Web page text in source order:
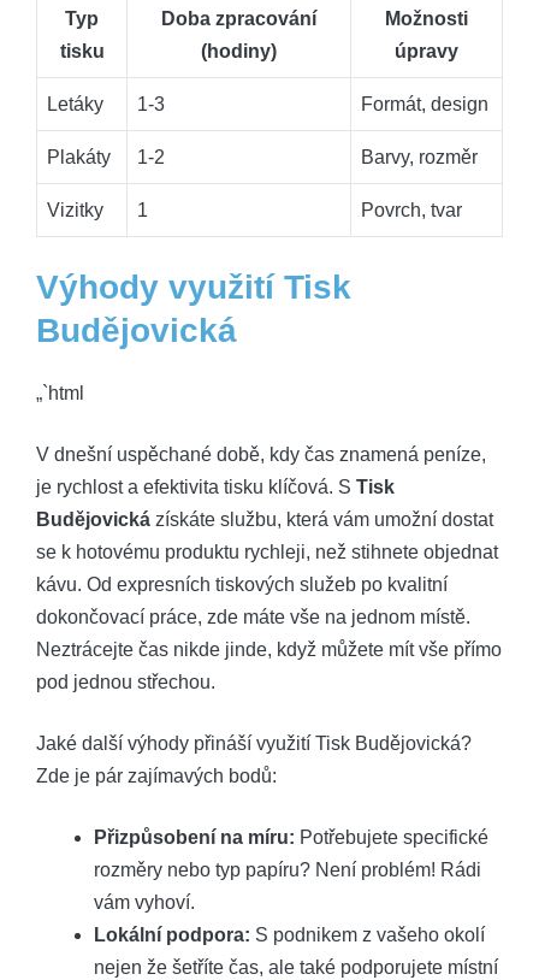
Typ
tisku
Doba zpracování
(hodiny)
Možnosti
úpravy
Letáky 1-3 Formát, design
Plakáty 1-2 Barvy, rozměr
Vizitky 1 Povrch, tvar
Výhody využití Tisk
Budějovická
„`html
V dnešní uspěchané době, kdy čas znamená peníze,
je rychlost a efektivita tisku klíčová. S Tisk
Budějovická získáte službu, která vám umožní dostat
se k hotovému produktu rychleji, než stihnete objednat
kávu. Od expresních tiskových služeb po kvalitní
dokončovací práce, zde máte vše na jednom místě.
Neztrácejte čas nikde jinde, když můžete mít vše přímo
pod jednou střechou.
Jaké další výhody přináší využití Tisk Budějovická?
Zde je pár zajímavých bodů:
Přizpůsobení na míru: Potřebujete specifické
rozměry nebo typ papíru? Není problém! Rádi
vám vyhoví.
Lokální podpora: S podnikem z vašeho okolí
nejen že šetříte čas, ale také podporujete místní